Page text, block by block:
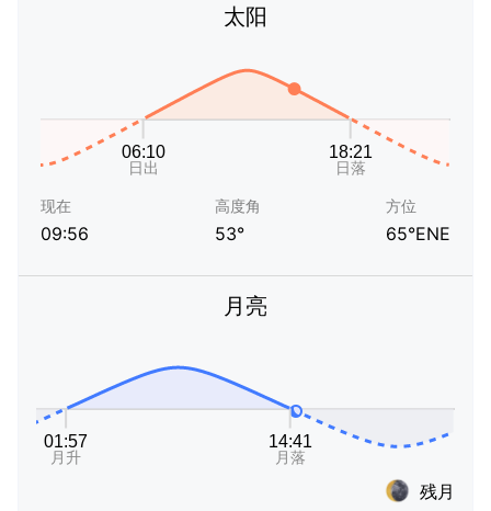
太阳
现在
09:56
高度角
53°
方位
65°ENE
月亮
残月